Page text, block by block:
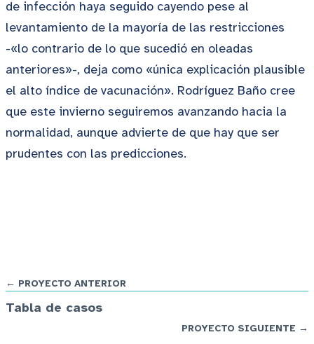
de infección haya seguido cayendo pese al
levantamiento de la mayoría de las restricciones
-«lo contrario de lo que sucedió en oleadas
anteriores»-, deja como «única explicación plausible
el alto índice de vacunación». Rodríguez Baño cree
que este invierno seguiremos avanzando hacia la
normalidad, aunque advierte de que hay que ser
prudentes con las predicciones.
← PROYECTO ANTERIOR
Tabla de casos
PROYECTO SIGUIENTE →